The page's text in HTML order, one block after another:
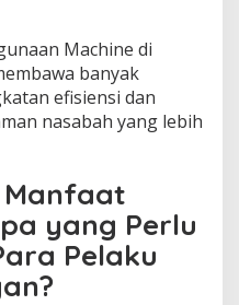
Machine di
banyak
efisiensi dan
nasabah yang lebih
yang Perlu
Pelaku